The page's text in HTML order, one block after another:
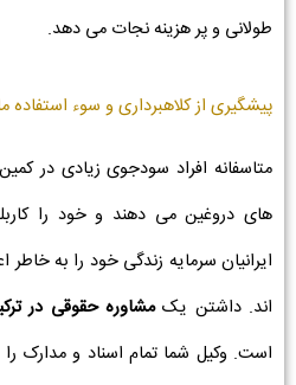
طولانی و پر هزینه نجات می دهد.
پیشگیری از کلاهبرداری و سوء استفاده
متاسفانه افراد سودجوی زیادی در
های دروغین می دهند و خود را
ایرانیان سرمایه زندگی خود را به خاطر
اند. داشتن یکمشاوره حقوقی در
است. وکیل شما تمام اسناد و مدارک